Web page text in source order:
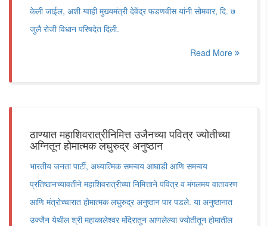
केली जाईल, अशी ग्वाही मुख्यमंत्री देवेंद्र फडणवीस यांनी सोमवार, दि. ७
जुलै रोजी विधान परिषदेत दिली.
Read More
ठाण्यात महाशिवरात्रीनिमित्त उजैनच्या पवित्र ज्योतीच्या
अग्नितून होमात्मक लघुरुद्र अनुष्ठान
भारतीय जनता पार्टी, अध्यात्मिक समन्वय आघाडी आणि समन्वय
प्रतिष्ठानच्यावतीने महाशिवरात्रीच्या निमित्ताने पवित्र व मंगलमय वातावरण
आणि मंत्रोच्चारात होमात्मक लघुरुद्र अनुष्ठान पार पडले. या अनुष्ठानात
उज्जैन येथील श्री महाकालेश्वर मंदिरातुन आणलेल्या ज्योतीतून होमातील